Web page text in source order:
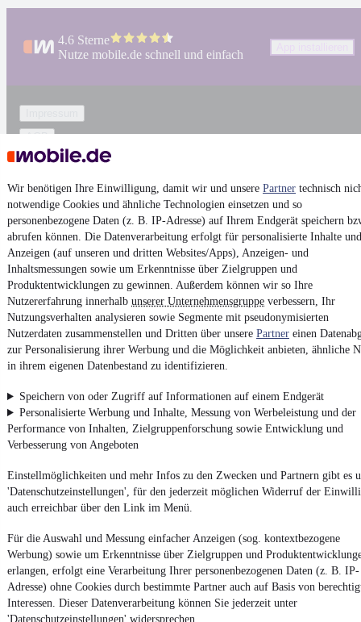
Wir benötigen Ihre Einwilligung, damit wir und unsere Partner technisch
notwendige Cookies und ähnliche Technologien einsetzen und so
personenbezogene Daten (z. B. IP-Adresse) auf Ihrem Endgerät speichern
abrufen können. Die Datenverarbeitung erfolgt für personalisierte Inhalte und
Anzeigen (auf unseren und dritten Websites/Apps), Anzeigen- und
Inhaltsmessungen sowie um Erkenntnisse über Zielgruppen und
Produktentwicklungen zu gewinnen. Außerdem können wir so Ihre
Nutzererfahrung innerhalb unserer Unternehmensgruppe verbessern, Ihr
Nutzungsverhalten analysieren sowie Segmente mit pseudonymisierten
Nutzerdaten zusammenstellen und Dritten über unsere Partner einen
zur Personalisierung ihrer Werbung und die Möglichkeit anbieten, ähnliche
in ihrem eigenen Datenbestand zu identifizieren.
Speichern von oder Zugriff auf Informationen auf einem Endgerät
Personalisierte Werbung und Inhalte, Messung von Werbeleistung und der
Performance von Inhalten, Zielgruppenforschung sowie Entwicklung und
Verbesserung von Angeboten
Einstellmöglichkeiten und mehr Infos zu den Zwecken und Partnern gibt es
'Datenschutzeinstellungen', für den jederzeit möglichen Widerruf der
auch erreichbar über den Link im Menü.
Für die Auswahl und Messung einfacher Anzeigen (sog. kontextbezogene
Werbung) sowie um Erkenntnisse über Zielgruppen und
erlangen, erfolgt eine Verarbeitung Ihrer personenbezogenen Daten (z. B. IP-
Adresse) ohne Cookies durch bestimmte Partner auch auf Basis von
Interessen. Dieser Datenverarbeitung können Sie jederzeit unter
'Datenschutzeinstellungen' widersprechen.
4.6 Sterne
Nutze mobile.de schnell und einfach
AGB
Vertrag widerrufen
Datenschutz
Datenschutzeinstellungen
Erklärung zur Barrierefreiheit
Report Security Vulnerability (English)
Powered by
Noch mehrneue Autosunterschiedlicher Marken, auch als
Leasing-Angebote, gibt es bei mobile.de